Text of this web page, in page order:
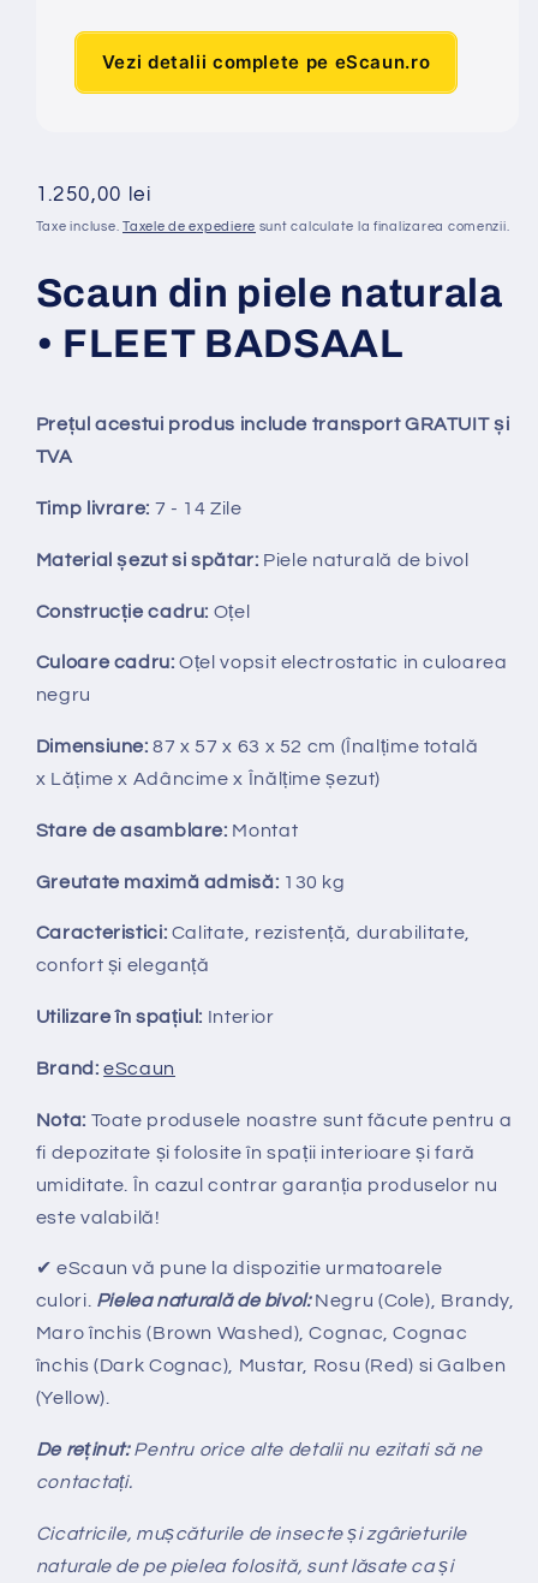
Vezi detalii complete pe eScaun.ro
Preț
obișnuit
1.250,00 lei
Taxe incluse.Taxele de expediere sunt calculate la finalizarea comenzii.
Scaun din piele naturala
• FLEET BADSAAL
Prețul acestui produs include transport GRATUIT și
TVA
Timp livrare: 7 - 14 Zile
Material șezut si spătar: Piele naturală de bivol
Construcție cadru: Oțel
Culoare cadru: Oțel vopsit electrostatic in culoarea
negru
Dimensiune: 87 x 57 x 63 x 52 cm (Înalțime totală
x Lățime x Adâncime x Înălțime șezut)
Stare de asamblare: Montat
Greutate maximă admisă: 130 kg
Caracteristici: Calitate, rezistență, durabilitate,
confort și eleganță
Utilizare în spațiul: Interior
Brand:eScaun
Nota: Toate produsele noastre sunt făcute pentru a
fi depozitate și folosite în spații interioare și fară
umiditate. În cazul contrar garanția produselor nu
este valabilă!
✔ eScaun vă pune la dispozitie urmatoarele
culori. Pielea naturală de bivol:Negru (Cole), Brandy,
Maro închis (Brown Washed), Cognac, Cognac
închis (Dark Cognac), Mustar, Rosu (Red) si Galben
(Yellow).
De reținut:Pentru orice alte detalii nu ezitati să ne
contactați.
Cicatricile, mușcăturile de insecte și zgârieturile
naturale de pe pielea folosită, sunt lăsate ca și